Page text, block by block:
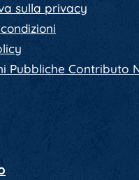
sulla privacy
Pubbliche Contributo